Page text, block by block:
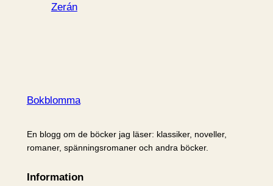
Zerán
Bokblomma
En blogg om de böcker jag läser: klassiker, noveller,
romaner, spänningsromaner och andra böcker.
Information